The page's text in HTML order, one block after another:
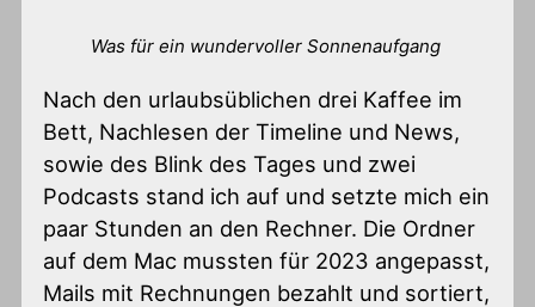
Was für ein wundervoller Sonnenaufgang
Nach den urlaubsüblichen drei Kaffee im
Bett, Nachlesen der Timeline und News,
sowie des Blink des Tages und zwei
Podcasts stand ich auf und setzte mich ein
paar Stunden an den Rechner. Die Ordner
auf dem Mac mussten für 2023 angepasst,
Mails mit Rechnungen bezahlt und sortiert,